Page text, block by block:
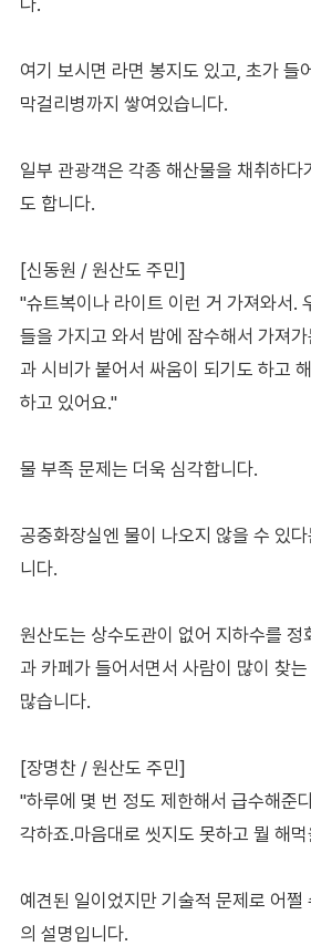
여기 보시면 라면 봉지도 있고, 초가 들
막걸리병까지 쌓여있습니다.
일부 관광객은 각종 해산물을 채취하다
도 합니다.
[신동원 / 원산도 주민]
"슈트복이나 라이트 이런 거 가져와서.
들을 가지고 와서 밤에 잠수해서 가져
과 시비가 붙어서 싸움이 되기도 하고
하고 있어요."
물 부족 문제는 더욱 심각합니다.
공중화장실엔 물이 나오지 않을 수 있
니다.
원산도는 상수도관이 없어 지하수를 정
과 카페가 들어서면서 사람이 많이 찾
많습니다.
[장명찬 / 원산도 주민]
"하루에 몇 번 정도 제한해서 급수해준
각하죠.마음대로 씻지도 못하고 뭘 해
예견된 일이었지만 기술적 문제로 어쩔
의 설명입니다.